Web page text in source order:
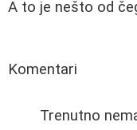
A to je nešto od
Komentari
Trenutno